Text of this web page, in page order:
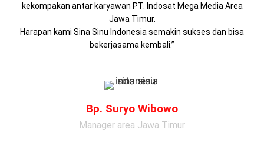
kekompakan antar karyawan PT. Indosat Mega Media Area
Jawa Timur.
Harapan kami Sina Sinu Indonesia semakin sukses dan bisa
bekerjasama kembali.”
Bp. Suryo Wibowo
Manager area Jawa Timur